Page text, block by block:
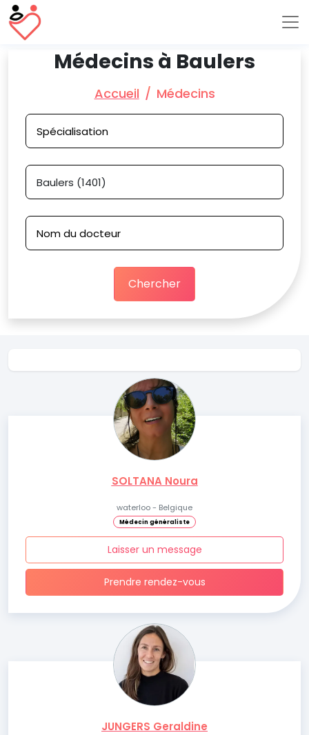
Médecins à Baulers
Accueil Médecins
Chercher
SOLTANA Noura
waterloo - Belgique
Médecin généraliste
Laisser un message
Prendre rendez-vous
JUNGERS Geraldine